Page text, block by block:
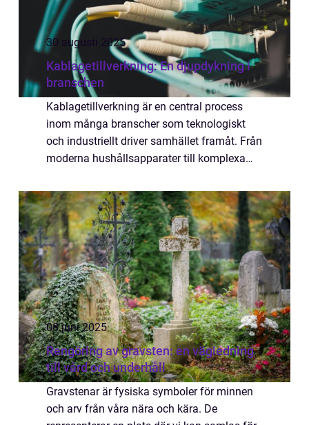
30 augusti 2025
Kablagetillverkning: En djupdykning i
branschen
Kablagetillverkning är en central process
inom många branscher som teknologiskt
och industriellt driver samhället framåt. Från
moderna hushållsapparater till komplexa
fundamental roll...
08 juni 2025
Rengöring av gravsten: en vägledning
till vård och underhåll
Gravstenar är fysiska symboler för minnen
och arv från våra nära och kära. De